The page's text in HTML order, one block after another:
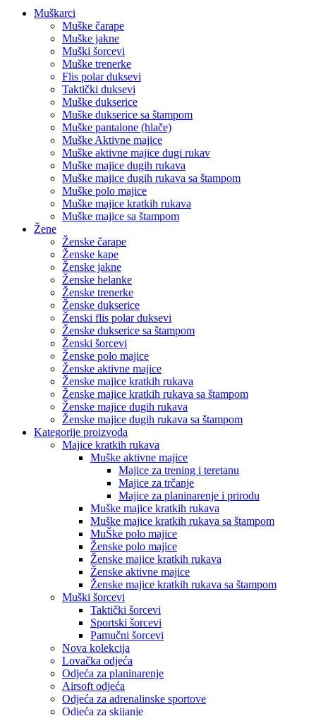
Muškarci
Muške čarape
Muške jakne
Muški šorcevi
Muške trenerke
Flis polar duksevi
Taktički duksevi
Muške dukserice
Muške dukserice sa štampom
Muške pantalone (hlače)
Muške Aktivne majice
Muške aktivne majice dugi rukav
Muške majice dugih rukava
Muške majice dugih rukava sa štampom
Muške polo majice
Muške majice kratkih rukava
Muške majice sa štampom
Žene
Ženske čarape
Ženske kape
Ženske jakne
Ženske helanke
Ženske trenerke
Ženske dukserice
Ženski flis polar duksevi
Ženske dukserice sa štampom
Ženski šorcevi
Ženske polo majice
Ženske aktivne majice
Ženske majice kratkih rukava
Ženske majice kratkih rukava sa štampom
Ženske majice dugih rukava
Ženske majice dugih rukava sa štampom
Kategorije proizvoda
Majice kratkih rukava
Muške aktivne majice
Majice za trening i teretanu
Majice za trčanje
Majice za planinarenje i prirodu
Muške majice kratkih rukava
Muške majice kratkih rukava sa štampom
MuŠke polo majice
Ženske polo majice
Ženske majice kratkih rukava
Ženske aktivne majice
Ženske majice kratkih rukava sa štampom
Muški šorcevi
Taktički šorcevi
Sportski šorcevi
Pamučni šorcevi
Nova kolekcija
Lovačka odjeća
Odjeća za planinarenje
Airsoft odjeća
Odjeća za adrenalinske sportove
Odjeća za skijanje